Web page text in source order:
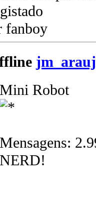
fanboy
Mini Robot
Mensagens:
NERD!